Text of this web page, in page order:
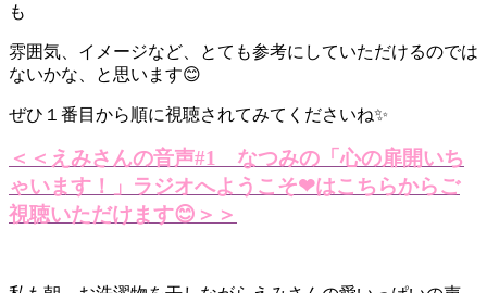
も
雰囲気、イメージなど、とても参考にしていただけるのでは
ないかな、と思います😊
ぜひ１番目から順に視聴されてみてくださいね✨
＜＜えみさんの音声#1 なつみの「心の扉開いち
ゃいます！」ラジオへようこそ❤はこちらからご
視聴いただけます😊＞＞